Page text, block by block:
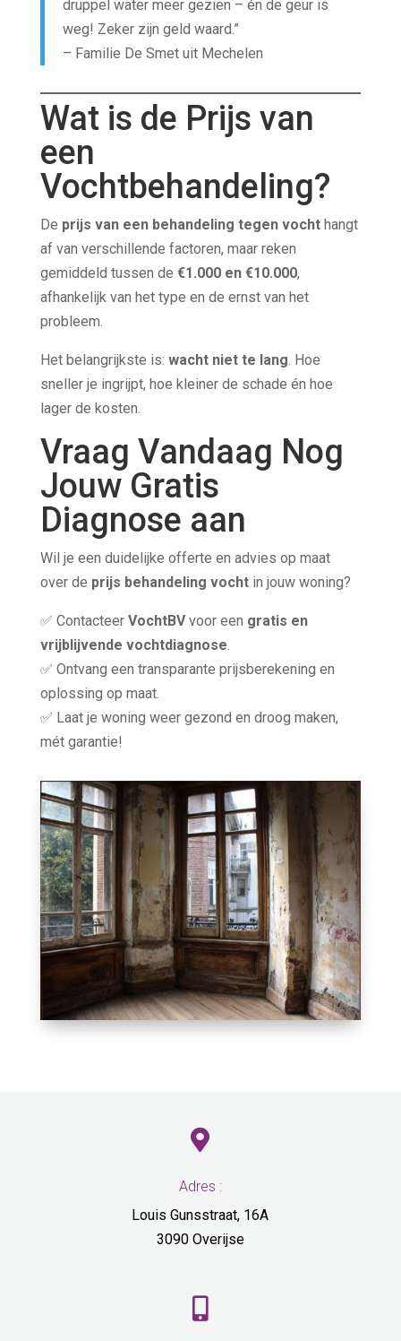
druppel water meer gezien – én de geur is
weg! Zeker zijn geld waard.”
– Familie De Smet uit Mechelen
Wat is de Prijs van
een
Vochtbehandeling?
De prijs van een behandeling tegen vochthangt
af van verschillende factoren, maar reken
gemiddeld tussen de €1.000 en €10.000,
afhankelijk van het type en de ernst van het
probleem.
Het belangrijkste is: wacht niet te lang. Hoe
sneller je ingrijpt, hoe kleiner de schade én hoe
lager de kosten.
Vraag Vandaag Nog
Jouw Gratis
Diagnose aan
Wil je een duidelijke offerte en advies op maat
over de prijs behandeling vochtin jouw woning?
✅ Contacteer VochtBVvoor een gratis en
vrijblijvende vochtdiagnose.
✅ Ontvang een transparante prijsberekening en
oplossing op maat.
✅ Laat je woning weer gezond en droog maken,
mét garantie!

Adres :
Louis Gunsstraat, 16A
3090 Overijse
